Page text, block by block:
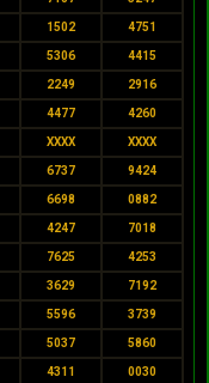
1502 4751
5306 4415
2249 2916
4477 4260
XXXX XXXX
6737 9424
6698 0882
4247 7018
7625 4253
3629 7192
5596 3739
5037 5860
4311 0030